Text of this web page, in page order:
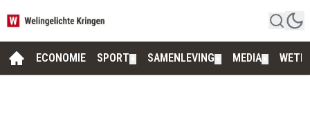
ECONOMIE SPORT SAMENLEVING MEDIA